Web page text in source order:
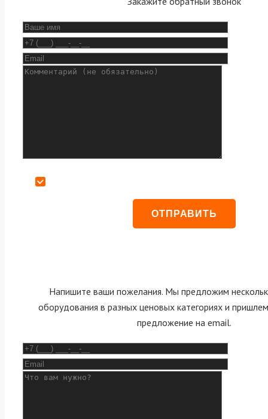
Напишите ваши пожелания. Мы предложим
оборудования в разных ценовых категориях и
предложение на email.